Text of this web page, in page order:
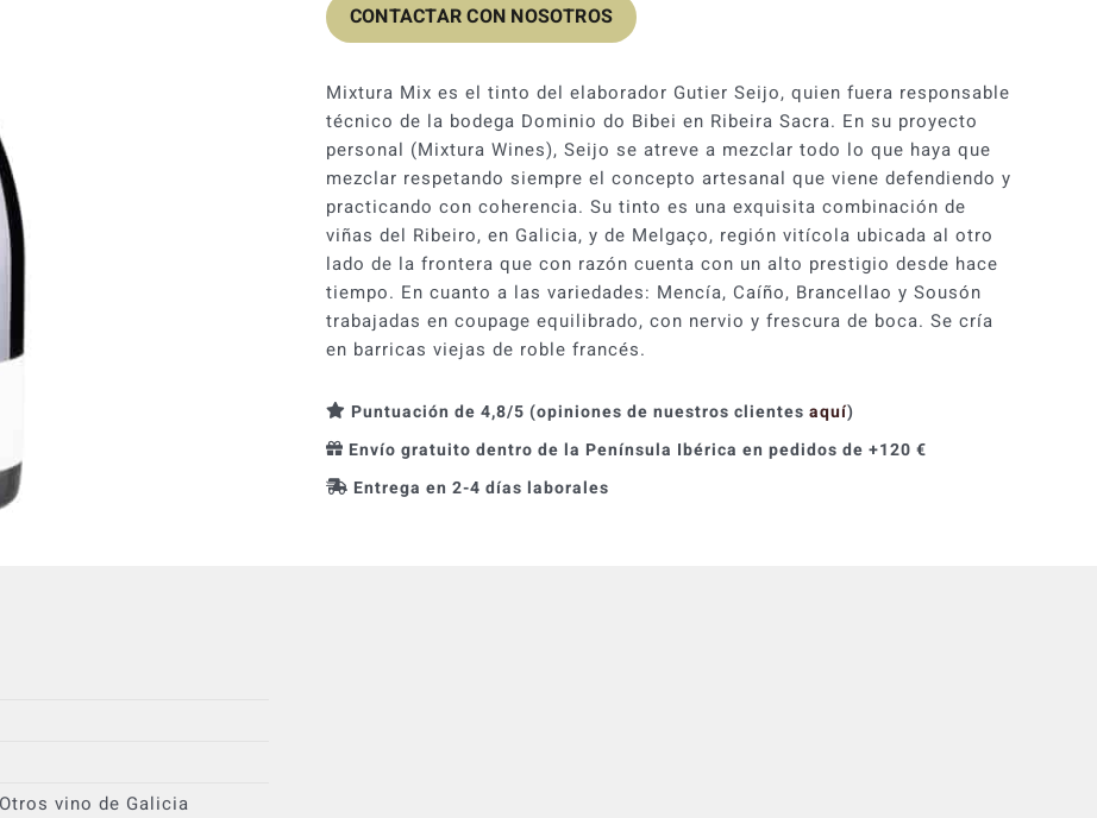
CONTACTAR CON NOSOTROS
Mixtura Mix es el tinto del elaborador Gutier Seijo, quien fuera responsable
técnico de la bodega Dominio do Bibei en Ribeira Sacra. En su proyecto
personal (Mixtura Wines), Seijo se atreve a mezclar todo lo que haya que
mezclar respetando siempre el concepto artesanal que viene defendiendo y
practicando con coherencia. Su tinto es una exquisita combinación de
viñas del Ribeiro, en Galicia, y de Melgaço, región vitícola ubicada al otro
lado de la frontera que con razón cuenta con un alto prestigio desde hace
tiempo. En cuanto a las variedades: Mencía, Caíño, Brancellao y Sousón
trabajadas en coupage equilibrado, con nervio y frescura de boca. Se cría
en barricas viejas de roble francés.
Puntuación de 4,8/5 (opiniones de nuestros clientes aquí)
Envío gratuito dentro de la Península Ibérica en pedidos de +120 €
Entrega en 2-4 días laborales
vino de Galicia